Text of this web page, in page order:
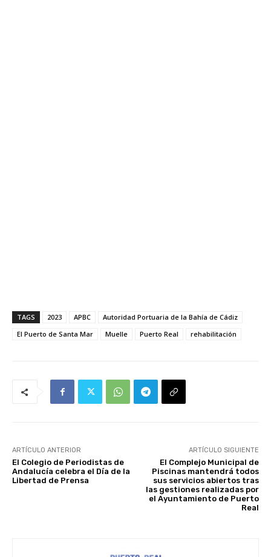
TAGS 2023 APBC
Autoridad Portuaria de la Bahía de Cádiz
El Puerto de Santa Mar
Muelle Puerto Real rehabilitación
ARTÍCULO ANTERIOR
El Colegio de Periodistas de
Andalucía celebra el Día de la
Libertad de Prensa
ARTÍCULO SIGUIENTE
El Complejo Municipal de
Piscinas mantendrá todos
sus servicios abiertos tras
las gestiones realizadas por
el Ayuntamiento de Puerto
Real